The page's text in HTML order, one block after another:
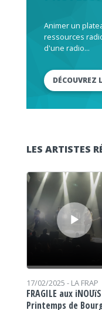
Animer un
ressources
d'une radio...
DÉCOUVREZ
LES ARTISTES
Lecteur audio
17/02/2025 - LA FRAP
FRAGILE aux
Printemps de